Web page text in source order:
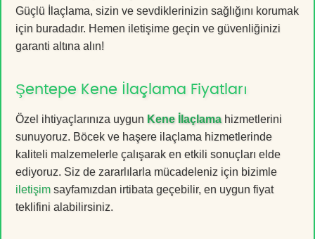
Güçlü İlaçlama, sizin ve sevdiklerinizin sağlığını korumak
için buradadır. Hemen iletişime geçin ve güvenliğinizi
garanti altına alın!
Şentepe Kene İlaçlama Fiyatları
Özel ihtiyaçlarınıza uygun Kene İlaçlamahizmetlerini
sunuyoruz. Böcek ve haşere ilaçlama hizmetlerinde
kaliteli malzemelerle çalışarak en etkili sonuçları elde
ediyoruz. Siz de zararlılarla mücadeleniz için bizimle
iletişim sayfamızdan irtibata geçebilir, en uygun fiyat
teklifini alabilirsiniz.